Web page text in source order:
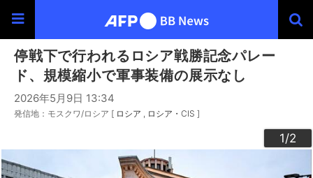
停戦下で行われるロシア戦勝記念パレー
ド、規模縮小で軍事装備の展示なし
2026年5月9日 13:34
発信地：モスクワ/ロシア [ ロシア ロシア・CIS ]
1/2
2/2